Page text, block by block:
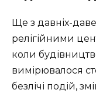
Ще з давніх-
релігійними
коли
вимірювалося
безлічі подій,